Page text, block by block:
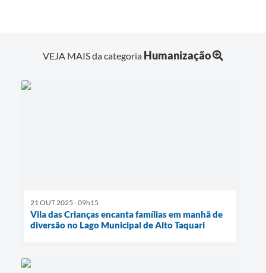
VEJA MAIS da categoria Humanização
21 OUT 2025 - 09h15
Vila das Crianças encanta famílias em manhã de
diversão no Lago Municipal de Alto Taquari